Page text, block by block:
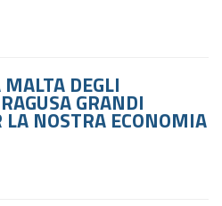
DEGLI
GRANDI
NOSTRA ECONOMIA